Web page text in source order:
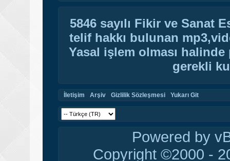
5846 sayılı Fikir ve Sanat
telif hakkı bulunan
Yasal işlem olması
gerekli
İletişim Arşiv Gizlilik Sözleşmesi Yukarı Git
Powered by
Copyright ©2000 -